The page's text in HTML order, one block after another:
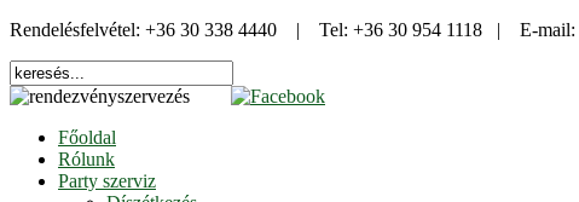
Rendelésfelvétel: +36 30 338 4440 | Tel: +36 30 954 1118 | E-mail:
Főoldal
Rólunk
Party szerviz